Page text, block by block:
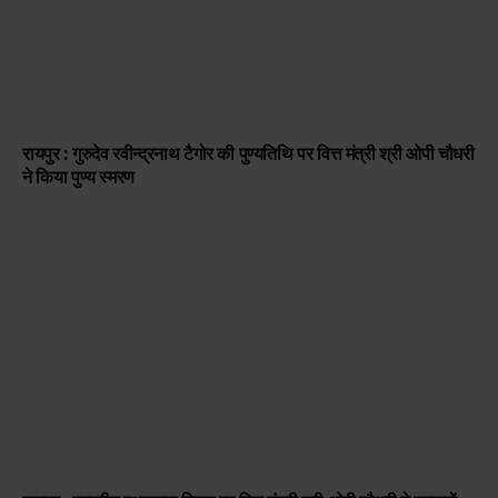
रायपुर : गुरुदेव रवीन्द्रनाथ टैगोर की पुण्यतिथि पर वित्त मंत्री श्री ओपी चौधरी
ने किया पुण्य स्मरण